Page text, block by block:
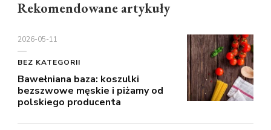
Rekomendowane artykuły
2026-05-11
BEZ KATEGORII
Bawełniana baza: koszulki
bezszwowe męskie i piżamy od
polskiego producenta